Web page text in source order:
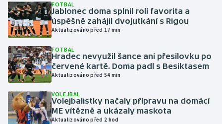
Gymnastika
Házená
Jezdectví
Judo
Krasobruslení
FOTBAL
Jablonec doma splnil roli favorita a
úspěšně zahájil dvojutkání s Rigou
Aktualizováno před 17 min
FOTBAL
Hradec nevyužil šance ani přesilovku po
červené kartě. Doma padl s Besiktasem
Aktualizováno před 54 min
VOLEJBAL
Volejbalistky načaly přípravu na domácí
ME vítězně a ukázaly maskota
Aktualizováno před 2 hod